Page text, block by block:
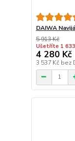
DAIWA
5 913 Kč
Ušetříte 1
4 280 Kč
3 537 Kč bez